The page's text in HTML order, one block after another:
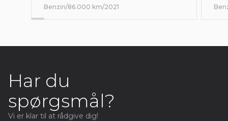
Benzin/86.000 km/2021
Har du
spørgsmål?
Vi er klar til at rådgive dig!